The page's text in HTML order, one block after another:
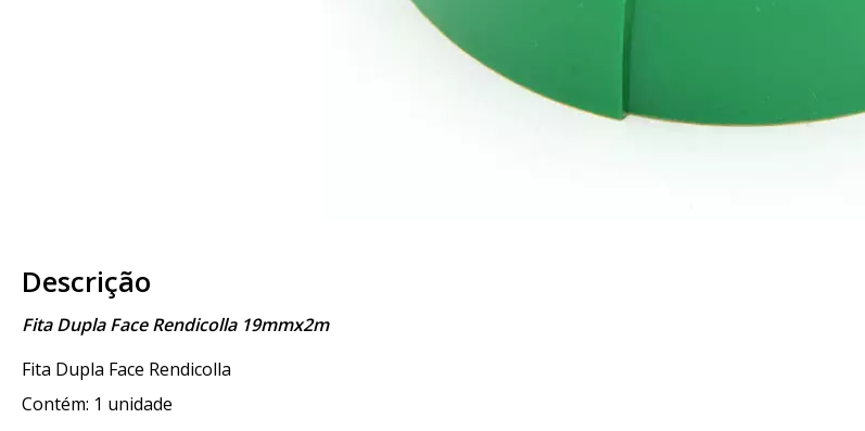
Descrição
Fita Dupla Face Rendicolla 19mmx2m
Fita Dupla Face Rendicolla
Contém: 1 unidade